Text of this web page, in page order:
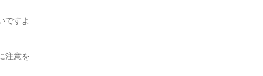
ですよ
注意を